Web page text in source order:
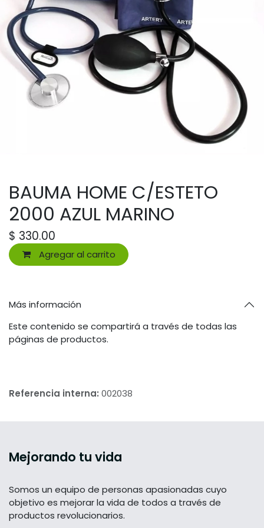
BAUMA HOME C/ESTETO
2000 AZUL MARINO
$ 330.00
Agregar al carrito
Más información
Este contenido se compartirá a través de todas las
páginas de productos.
Referencia interna: 002038
Mejorando tu vida
Somos un equipo de personas apasionadas cuyo
objetivo es mejorar la vida de todos a través de
productos revolucionarios.